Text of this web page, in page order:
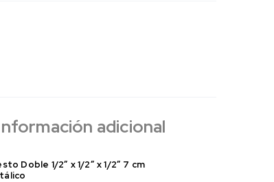
adicional
Doble 1/2″ x 1/2″ x 1/2″ 7 cm